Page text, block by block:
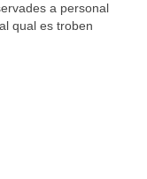
a personal
qual es troben